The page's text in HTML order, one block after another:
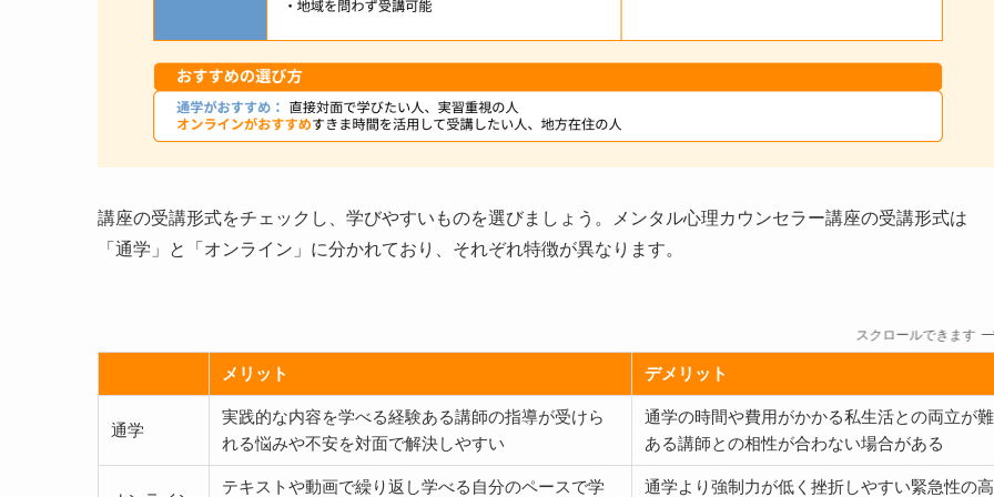
講座の受講形式をチェックし、学びやすいものを選びましょう。メンタル心理カウンセラー講座の受講形式は
「通学」と「オンライン」に分かれており、それぞれ特徴が異なります。
スクロールできます
メリット デメリット
通学
実践的な内容を学べる経験ある講師の指導が受けら
れる悩みや不安を対面で解決しやすい
通学の時間や費用がかかる私生活との両立が難
ある講師との相性が合わない場合がある
テキストや動画で繰り返し学べる自分のペースで学 通学より強制力が低く挫折しやすい緊急性の高